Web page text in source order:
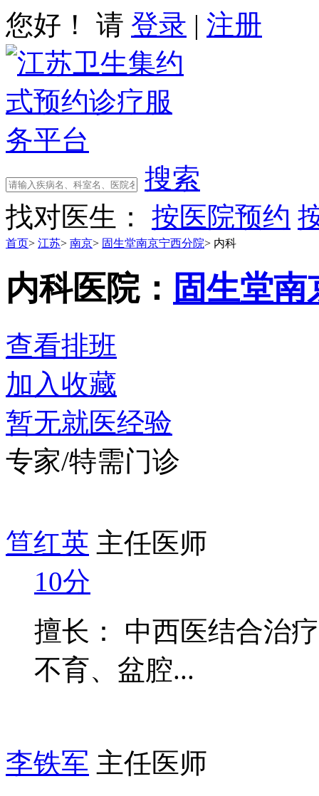
您好！ 请 登录 | 注册
搜索
找对医生：
按医院预约
首页> 江苏> 南京> 固生堂南京宁西分院> 内科
内科医院： 固生堂
查看排班
加入收藏
暂无就医经验
专家/特需门诊
笪红英 主任医师
10分
擅长： 中西医结合治
不育、盆腔...
李铁军 主任医师